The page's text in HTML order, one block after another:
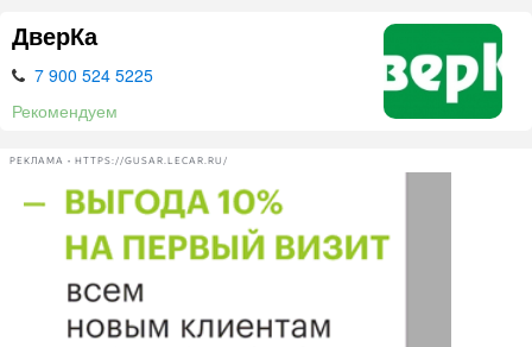
ДверКа
7 900 524 5225
Рекомендуем
РЕКЛАМА • HTTPS://GUSAR.LECAR.RU/